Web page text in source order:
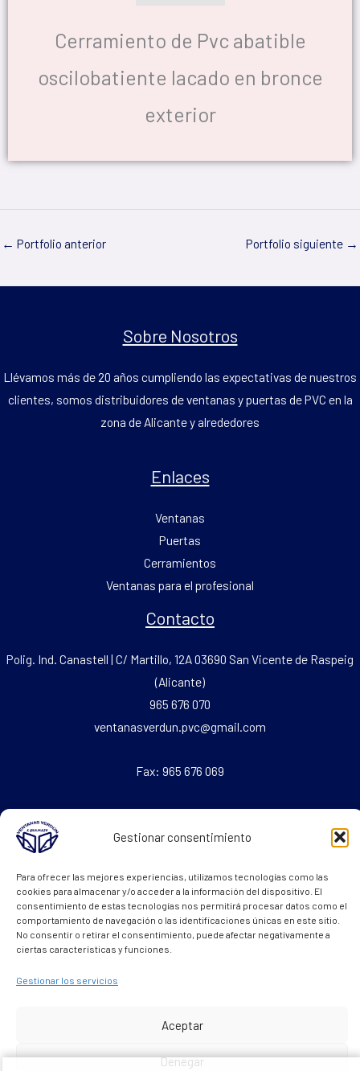
Gestionar consentimiento
Para ofrecer las mejores experiencias, utilizamos tecnologías como las
cookies para almacenar y/o acceder a la información del dispositivo. El
consentimiento de estas tecnologías nos permitirá procesar datos como el
comportamiento de navegación o las identificaciones únicas en este sitio.
No consentir o retirar el consentimiento, puede afectar negativamente a
ciertas características y funciones.
Gestionar los servicios
Aceptar
Denegar
Cerramiento de Pvc abatible
oscilobatiente lacado en bronce
exterior
← Portfolio anterior Portfolio siguiente →
Sobre Nosotros
Llévamos más de 20 años cumpliendo las expectativas de nuestros
clientes, somos distribuidores de ventanas y puertas de PVC en la
zona de Alicante y alrededores
Enlaces
Ventanas
Puertas
Cerramientos
Ventanas para el profesional
Contacto
Polig. Ind. Canastell | C/ Martillo, 12A 03690 San Vicente de Raspeig
(Alicante)
965 676 070
ventanasverdun.pvc@gmail.com
Fax: 965 676 069
Política de Cookies
Política de Privacidad
internetsinriesgos.es